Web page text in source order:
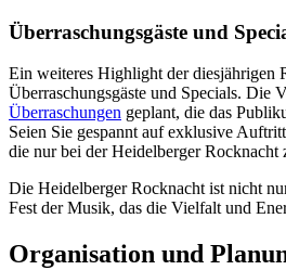
Überraschungsgäste und
Ein weiteres Highlight der diesjährigen
Überraschungsgäste und Specials. Die
Überraschungen geplant, die das
Seien Sie gespannt auf exklusive
die nur bei der Heidelberger Rocknacht
Die Heidelberger Rocknacht ist nicht
Fest der Musik, das die Vielfalt und
Organisation und